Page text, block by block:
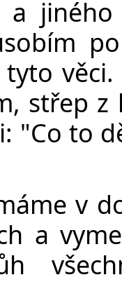
a
tyto
střep
"Co to
v
a